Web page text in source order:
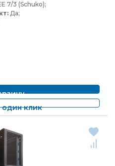
7/3 (Schuko);
Да;
один клик